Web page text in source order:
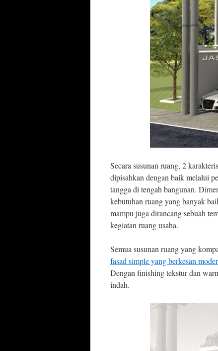
Secara susunan ruang, 2
dipisahkan dengan baik melalui
tangga di tengah bangunan.
kebutuhan ruang yang banyak
mampu juga dirancang sebuah
kegiatan ruang usaha.
Semua susunan ruang yang
fasad simple yang berkesan
Dengan finishing tekstur dan
indah.